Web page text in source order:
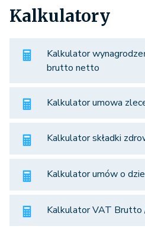
Kalkulatory
Kalkulator
brutto netto
Kalkulator umowa
Kalkulator składki
Kalkulator umów o
Kalkulator VAT